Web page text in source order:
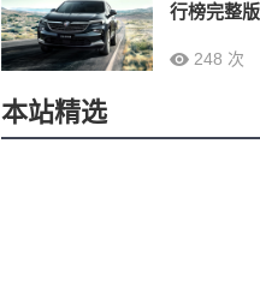
行榜完整版
248 次
本站精选